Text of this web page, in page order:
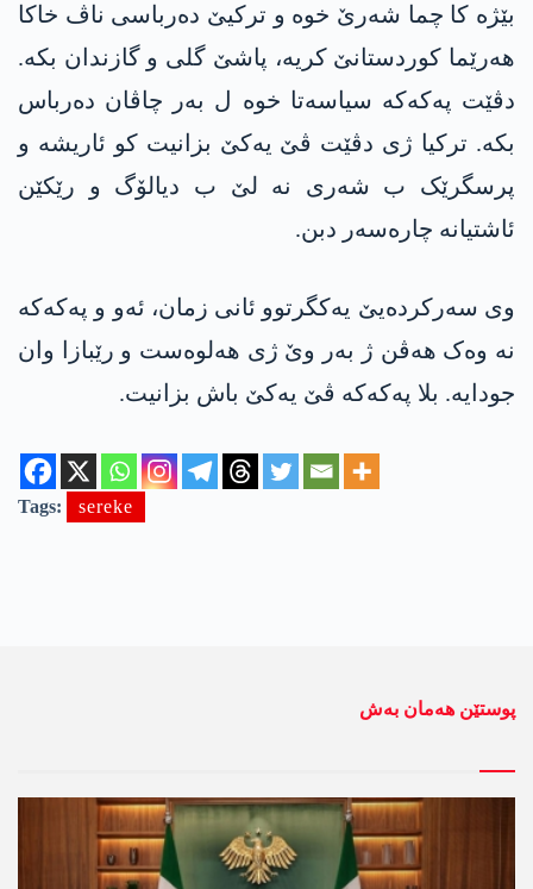
بێژە کا چما شەرێ خوە و ترکیێ دەرباسی ناڤ خاکا
ھەرێما کوردستانێ کریە، پاشێ گلی و گازندان بکە.
دڤێت پەکەکە سیاسەتا خوە ل بەر چاڤان دەرباس
بکە. ترکیا ژی دڤێت ڤێ یەکێ بزانیت کو ئاریشە و
پرسگرێک ب شەری نە لێ ب دیالۆگ و رێکێن
ئاشتیانە چارەسەر دبن.
وی سەرکردەیێ یەکگرتوو ئانی زمان، ئەو و پەکەکە
نە وەک ھەڤن ژ بەر وێ ژی ھەلوەست و رێبازا وان
جودایە. بلا پەکەکە ڤێ یەکێ باش بزانیت.
Tags: sereke
پوستێن ھەمان بەش